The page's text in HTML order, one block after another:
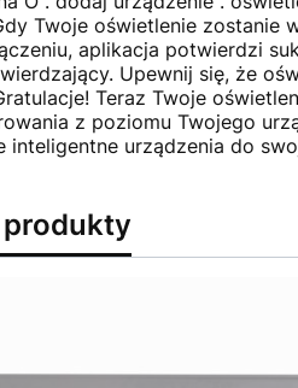
Twoje oświetlenie zostanie
aplikacja potwierdzi
Upewnij się, że
Teraz Twoje
z poziomu Twojego
inteligentne urządzenia do
produkty